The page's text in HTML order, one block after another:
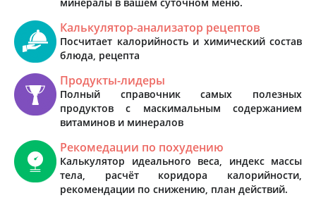
Калькулятор-анализатор рецептов
Посчитает калорийность и химический состав
блюда, рецепта
Продукты-лидеры
Полный справочник самых полезных
продуктов с маскимальным содержанием
витаминов и минералов
Рекомедации по похудению
Калькулятор идеального веса, индекс массы
тела, расчёт коридора калорийности,
рекомендации по снижению, план действий.